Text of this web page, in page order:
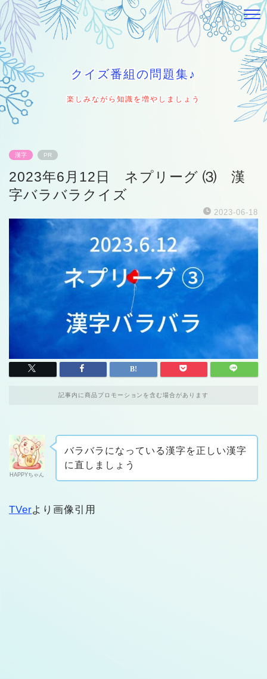
クイズ番組の問題集♪
楽しみながら知識を増やしましょう
漢字 PR
2023年6月12日 ネプリーグ ⑶ 漢
字バラバラクイズ
2023-06-18
記事内に商品プロモーションを含む場合があります
HAPPYちゃん
バラバラになっている漢字を正しい漢字
に直しましょう
TVerより画像引用